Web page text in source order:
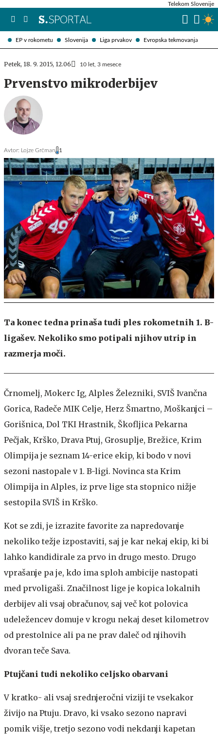
EP v rokometu Slovenija Liga prvakov Evropska tekmovanja
Telekom Slovenije
Petek, 18. 9. 2015, 12.06 10 let, 3 mesece
Prvenstvo mikroderbijev
Avtor: Lojze Grčman 1
Ta konec tedna prinaša tudi ples rokometnih 1. B-
ligašev. Nekoliko smo potipali njihov utrip in
razmerja moči.
Črnomelj, Mokerc Ig, Alples Železniki, SVIŠ Ivančna
Gorica, Radeče MIK Celje, Herz Šmartno, Moškanjci –
Gorišnica, Dol TKI Hrastnik, Škofljica Pekarna
Pečjak, Krško, Drava Ptuj, Grosuplje, Brežice, Krim
Olimpija je seznam 14-erice ekip, ki bodo v novi
sezoni nastopale v 1. B-ligi. Novinca sta Krim
Olimpija in Alples, iz prve lige sta stopnico nižje
sestopila SVIŠ in Krško.
Kot se zdi, je izrazite favorite za napredovanje
nekoliko težje izpostaviti, saj je kar nekaj ekip, ki bi
lahko kandidirale za prvo in drugo mesto. Drugo
vprašanje pa je, kdo ima sploh ambicije nastopati
med prvoligaši. Značilnost lige je kopica lokalnih
derbijev ali vsaj obračunov, saj več kot polovica
udeležencev domuje v krogu nekaj deset kilometrov
od prestolnice ali pa ne prav daleč od njihovih
dvoran teče Sava.
Ptujčani tudi nekoliko celjsko obarvani
V kratko- ali vsaj srednjeročni viziji te vsekakor
živijo na Ptuju. Dravo, ki vsako sezono napravi
pomik višje, tretjo sezono vodi nekdanji kapetan